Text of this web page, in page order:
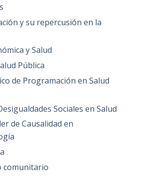
y su repercusión en la
y Salud
Pública
de Programación en Salud
Sociales en Salud
de Causalidad en
comunitario